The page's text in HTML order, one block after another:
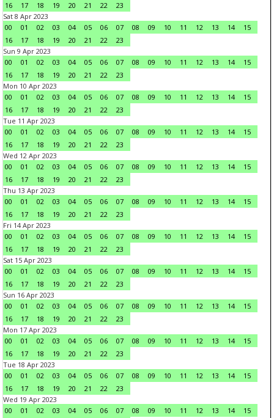
16
17 18 19 20 21 22
23
Sat 8 Apr 2023
00
01 02 03 04 05 06 07 08 09 10 11 12 13 14
15
16
17 18 19 20 21 22
23
Sun 9 Apr 2023
00
01 02 03 04 05 06 07 08 09 10 11 12 13 14
15
16
17 18 19 20 21 22
23
Mon 10 Apr 2023
00
01 02 03 04 05 06 07 08 09 10 11 12 13 14
15
16
17 18 19 20 21 22
23
Tue 11 Apr 2023
00
01 02 03 04 05 06 07 08 09 10 11 12 13 14
15
16
17 18 19 20 21 22
23
Wed 12 Apr 2023
00
01 02 03 04 05 06 07 08 09 10 11 12 13 14
15
16
17 18 19 20 21 22
23
Thu 13 Apr 2023
00
01 02 03 04 05 06 07 08 09 10 11 12 13 14
15
16
17 18 19 20 21 22
23
Fri 14 Apr 2023
00
01 02 03 04 05 06 07 08 09 10 11 12 13 14
15
16
17 18 19 20 21 22
23
Sat 15 Apr 2023
00
01 02 03 04 05 06 07 08 09 10 11 12 13 14
15
16
17 18 19 20 21 22
23
Sun 16 Apr 2023
00
01 02 03 04 05 06 07 08 09 10 11 12 13 14
15
16
17 18 19 20 21 22
23
Mon 17 Apr 2023
00
01 02 03 04 05 06 07 08 09 10 11 12 13 14
15
16
17 18 19 20 21 22
23
Tue 18 Apr 2023
00
01 02 03 04 05 06 07 08 09 10 11 12 13 14
15
16
17 18 19 20 21 22
23
Wed 19 Apr 2023
00
01 02 03 04 05 06 07 08 09 10 11 12 13 14
15